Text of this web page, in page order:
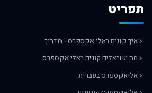
תפריט
איך קונים באלי אקספרס - מדריך
מה ישראלים קונים באלי אקספרס
אליאקספרס בעברית